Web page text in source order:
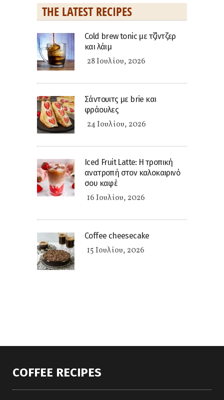
THE LATEST RECIPES
Cold brew tonic με τζίντζερ
και λάιμ
28 Ιουλίου, 2026
Σάντουιτς με brie και
φράουλες
24 Ιουλίου, 2026
Iced Fruit Latte: Η τροπική
ανατροπή στον καλοκαιρινό
σου καφέ
16 Ιουλίου, 2026
Coffee cheesecake
15 Ιουλίου, 2026
COFFEE RECIPES